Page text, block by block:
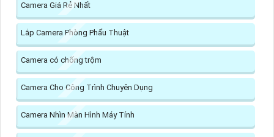
Camera Giá Rẻ Nhất
Lắp Camera Phòng Phẩu Thuật
Camera có chống trộm
Camera Cho Công Trình Chuyên Dụng
Camera Nhìn Màn Hình Máy Tính